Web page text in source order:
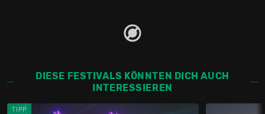
DIESE FESTIVALS KÖNNTEN DICH AUCH
INTERESSIEREN
TIPP